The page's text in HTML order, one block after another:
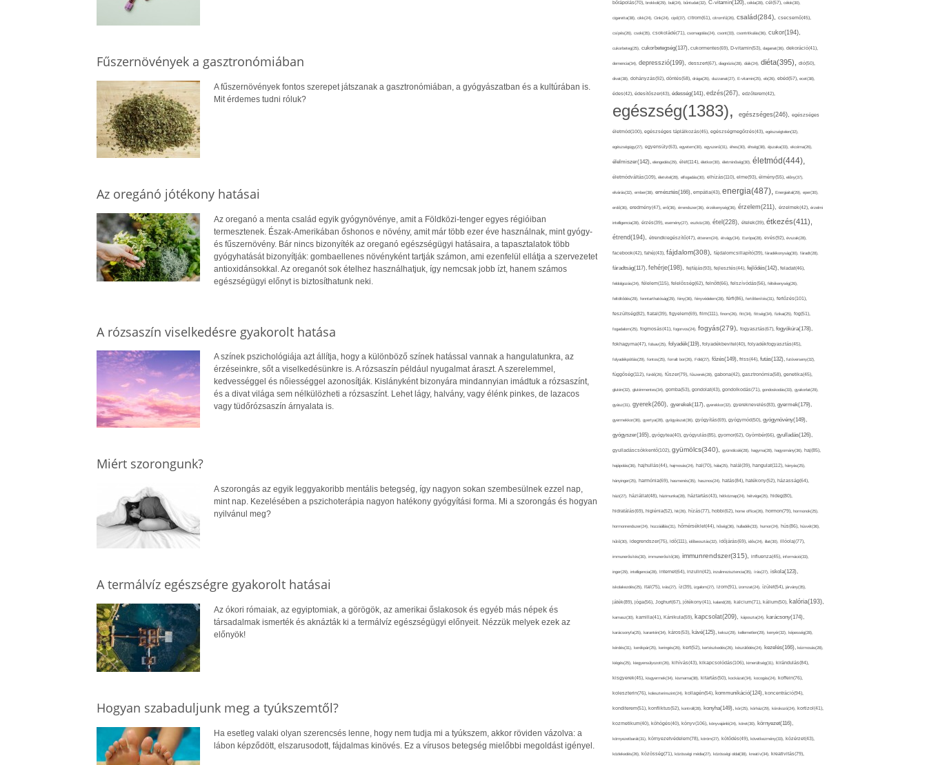
Fűszernövények a gasztronómiában
A fűszernövények fontos szerepet játszanak a gasztronómiában, a gyógyászatban és a kultúrában is.
Mit érdemes tudni róluk?
Az oregánó jótékony hatásai
Az oreganó a menta család egyik gyógynövénye, amit a Földközi-tenger egyes régióiban
termesztenek. Észak-Amerikában őshonos e növény, amit már több ezer éve használnak, mint gyógy-
és fűszernövény. Bár nincs bizonyíték az oreganó egészségügyi hatásaira, a tapasztalatok több
gyógyhatását bizonyítják: gombaellenes növényként tartják számon, ami ezenfelül ellátja a szervezetet
antioxidánsokkal. Az oreganót sok ételhez használhatjuk, így nemcsak jobb ízt, hanem számos
egészségügyi előnyt is biztosíthatunk neki.
A rózsaszín viselkedésre gyakorolt hatása
A színek pszichológiája azt állítja, hogy a különböző színek hatással vannak a hangulatunkra, az
érzéseinkre, sőt a viselkedésünkre is. A rózsaszín például nyugalmat áraszt. A szerelemmel,
kedvességgel és nőiességgel azonosítják. Kislányként bizonyára mindannyian imádtuk a rózsaszínt,
és a divat világa sem nélkülözheti a rózsaszínt. Lehet lágy, halvány, vagy élénk pinkes, de lazacos
vagy tüdőrózsaszín árnyalata is.
Miért szorongunk?
A szorongás az egyik leggyakoribb mentális betegség, így nagyon sokan szembesülnek ezzel nap,
mint nap. Kezelésében a pszichoterápia nagyon hatékony gyógyítási forma. Mi a szorongás és hogyan
nyilvánul meg?
A termálvíz egészségre gyakorolt hatásai
Az ókori rómaiak, az egyiptomiak, a görögök, az amerikai őslakosok és egyéb más népek és
társadalmak ismerték és aknázták ki a termálvíz egészségügyi előnyeit. Nézzük melyek ezek az
előnyök!
Hogyan szabaduljunk meg a tyúkszemtől?
Ha esetleg valaki olyan szerencsés lenne, hogy nem tudja mi a tyúkszem, akkor röviden vázolva: a
lábon képződött, elszarusodott, fájdalmas kinövés. Ez a vírusos betegség mielőbbi megoldást igényel.
bőrápolás(70), brokkoli(29), buli(24), bűntudat(32), C-vitamin(120), cékla(28), cél(57), célok(30),
cigaretta(38), cikk(24), Cink(24), cipő(37), citrom(61), citromfű(26), család(284), csecsemő(45),
csípés(26), csoki(35), csokoládé(71), csomagolás(24), csont(33), csontritkulás(36), cukor(194),
cukorbeteg(25), cukorbetegség(137), cukormentes(69), D-vitamin(53), daganat(36), dekoráció(41),
demencia(34), depresszió(199), desszert(67), diagnózis(28), diák(24), diéta(395), dió(50),
divat(38), dohányzás(92), döntés(58), drága(26), duzzanat(27), E-vitamin(25), eb(26), ebéd(57), ecet(38),
édes(42), édesítőszer(43), édesség(141), edzés(267), edzőterem(42),
egészség(1383), egészséges(246), egészséges
életmód(100), egészséges táplálkozás(45), egészségmegőrzés(43), egészségtelen(32),
egészségügy(27), egyensúly(63), egyetem(30), egyszerű(31), éhes(30), éhség(38), éjszaka(33), ekcéma(26),
élelmiszer(142), elengedés(29), élet(114), életkor(30), életminőség(30), életmód(444),
életmódváltás(109), életvitel(28), elfogadás(30), elhízás(110), elme(93), élmény(55), előny(37),
elvárás(32), ember(38), emésztés(166), empátia(43), energia(487), Energiaital(29), eper(30),
erdő(36), eredmény(47), erő(36), érrendszer(36), érzékenység(36), érzelem(211), érzelmek(42), érzelmi
intelligencia(28), érzés(39), esemény(27), eszköz(28), étel(228), ételek(39), étkezés(411),
étrend(194), étrendkiegészítő(47), étterem(24), étvágy(34), Európa(28), evés(92), évszak(28),
facebook(42), fahéj(43), fájdalom(308), fájdalomcsillapító(39), fáradékonyság(30), fáradt(28),
fáradtság(117), fehérje(198), fejfájás(93), fejlesztés(44), fejlődés(142), feladat(46),
feldolgozás(24), félelem(115), felelősség(62), felnőtt(66), felszívódás(56), féltékenység(26),
feltöltődés(29), fenntarthatóság(29), fény(36), fényvédelem(28), férfi(86), fertőtlenítés(31), fertőzés(101),
feszültség(82), fiatal(39), figyelem(69), film(111), finom(26), fitt(34), fittség(34), fizikai(25), fog(51),
fogadalom(25), fogmosás(41), fogorvos(24), fogyás(279), fogyasztás(67), fogyókúra(178),
fokhagyma(47), folsav(25), folyadék(119), folyadékbevitel(40), folyadékfogyasztás(45),
folyadékpótlás(29), fontos(25), forralt bor(26), Föld(27), főzés(149), friss(44), futás(132), futóverseny(32),
függőség(112), fürdő(26), fűszer(79), fűszerek(28), gabona(42), gasztronómia(58), genetika(45),
glutén(32), gluténmentes(34), gomba(53), gondolat(43), gondolkodás(71), gondoskodás(33), gyakorlat(29),
gyász(31), gyerek(260), gyerekek(117), gyerekkor(32), gyereknevelés(83), gyermek(179),
gyermekkor(36), gyertya(28), gyógyászat(36), gyógyítás(69), gyógymód(50), gyógynövény(149),
gyógyszer(165), gyógytea(40), gyógyulás(85), gyomor(62), Gyömbér(66), gyulladás(126),
gyulladáscsökkentő(102), gyümölcs(340), gyümölcslé(28), hagyma(28), hagyomány(36), haj(85),
hajápolás(36), hajhullás(44), hajmosás(24), hal(70), hála(25), halál(39), hangulat(112), hányás(25),
hányinger(25), harmónia(69), hasmenés(35), hasznos(24), hatás(84), hatékony(52), házasság(64),
házi(27), háziállat(48), házimunka(28), háztartás(43), hétköznap(24), hétvége(25), hideg(80),
hidratálás(69), higiénia(52), hit(26), hízás(77), hobbi(62), home office(26), hormon(79), hormonok(25),
hormonrendszer(24), hozzáállás(31), hőmérséklet(44), hőség(36), hulladék(33), humor(24), hús(86), húsvét(36),
hűtő(30), idegrendszer(75), idő(111), időbeosztás(32), időjárás(69), idős(24), illat(30), illóolaj(77),
immunerősítés(30), immunerősítő(36), immunrendszer(315), influenza(45), információ(33),
inger(29), intelligencia(28), internet(64), inzulin(42), inzulinrezisztencia(35), írás(27), iskola(123),
iskolakezdés(25), ital(75), ivás(27), íz(39), izgalom(27), izom(91), izomzat(24), ízület(54), járvány(35),
játék(89), jóga(56), Joghurt(67), jótékony(41), kaland(28), kalcium(71), kálium(50), kalória(193),
kamasz(30), kamilla(41), Kánikula(59), kapcsolat(209), káposzta(24), karácsony(174),
karácsonyfa(25), karantén(34), káros(53), kávé(125), keksz(29), kellemetlen(29), kenyér(32), képesség(28),
kérdés(31), kerékpár(25), keringés(26), kert(52), kertészkedés(26), készülődés(24), kezelés(166), kézmosás(28),
kiégés(25), kiegyensúlyozott(26), kihívás(43), kikapcsolódás(106), kimerültség(31), kirándulás(84),
kisgyerek(45), kisgyermek(34), kismama(38), kitartás(50), kockázat(34), kocogás(24), koffein(76),
koleszterin(76), koleszterinszint(24), kollagén(54), kommunikáció(124), koncentráció(94),
konditerem(51), konfliktus(52), kontroll(28), konyha(149), kór(25), kórház(29), kórokozó(24), kortizol(41),
kozmetikum(40), köhögés(40), könyv(106), könyvajánló(24), köret(30), környezet(116),
környezetbarát(31), környezetvédelem(78), köröm(27), kötődés(49), következmény(33), közérzet(43),
közlekedés(26), közösség(71), közösségi média(27), közösségi oldal(38), kreatív(34), kreativitás(79),